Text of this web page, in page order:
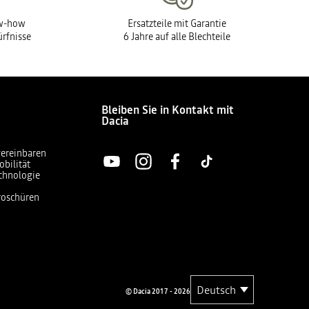
how
Ersatzteile mit Garantie
6 Jahre auf alle Blechteile
Bleiben Sie in Kontakt mit
Dacia
© Dacia 2017 - 2026